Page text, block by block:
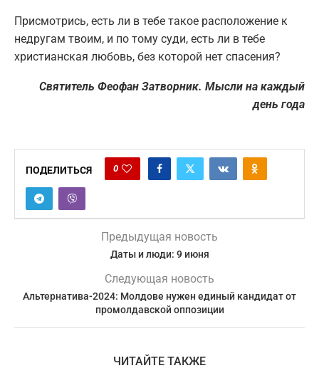
Присмотрись, есть ли в тебе такое расположение к
недругам твоим, и по тому суди, есть ли в тебе
христианская любовь, без которой нет спасения?
Святитель Феофан Затворник. Мысли на каждый
день года
ПОДЕЛИТЬСЯ 0
Предыдущая новость
Даты и люди: 9 июня
Следующая новость
Альтернатива-2024: Молдове нужен единый кандидат от
промолдавской оппозиции
ЧИТАЙТЕ ТАКЖЕ